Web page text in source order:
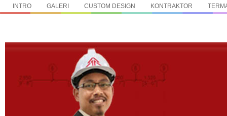
INTRO GALERI CUSTOM DESIGN KONTRAKTOR